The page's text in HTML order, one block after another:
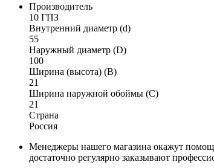
Производитель
10 ГПЗ
Внутренний диаметр (d)
55
Наружный диаметр (D)
100
Ширина (высота) (B)
21
Ширина наружной обоймы (C)
21
Страна
Россия
Менеджеры нашего магазина окажут
достаточно регулярно заказывают